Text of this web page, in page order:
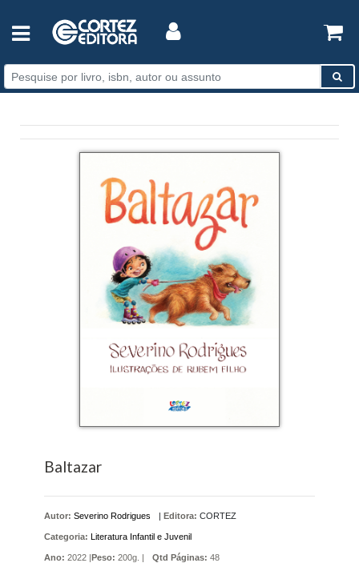
Baltazar
Autor: Severino Rodrigues | Editora: CORTEZ
Categoria: Literatura Infantil e Juvenil
Ano: 2022 |Peso: 200g. | Qtd Páginas: 48